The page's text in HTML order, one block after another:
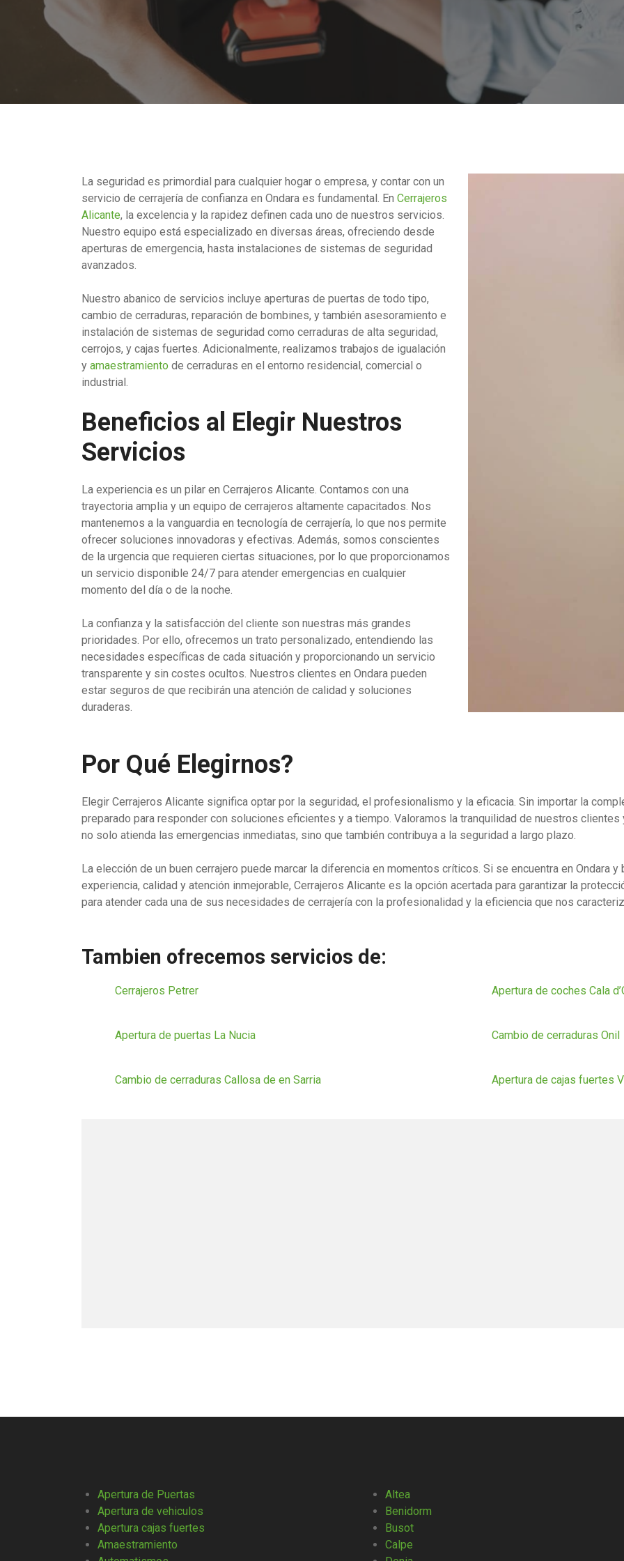
La seguridad es primordial para cualquier hogar o empresa, y contar con un
servicio de cerrajería de confianza en Ondara es fundamental. En Cerrajeros
Alicante, la excelencia y la rapidez definen cada uno de nuestros servicios.
Nuestro equipo está especializado en diversas áreas, ofreciendo desde
aperturas de emergencia, hasta instalaciones de sistemas de seguridad
avanzados.
Nuestro abanico de servicios incluye aperturas de puertas de todo tipo,
cambio de cerraduras, reparación de bombines, y también asesoramiento e
instalación de sistemas de seguridad como cerraduras de alta seguridad,
cerrojos, y cajas fuertes. Adicionalmente, realizamos trabajos de igualación
y amaestramiento de cerraduras en el entorno residencial, comercial o
industrial.
Beneficios al Elegir Nuestros
Servicios
La experiencia es un pilar en Cerrajeros Alicante. Contamos con una
trayectoria amplia y un equipo de cerrajeros altamente capacitados. Nos
mantenemos a la vanguardia en tecnología de cerrajería, lo que nos permite
ofrecer soluciones innovadoras y efectivas. Además, somos conscientes
de la urgencia que requieren ciertas situaciones, por lo que proporcionamos
un servicio disponible 24/7 para atender emergencias en cualquier
momento del día o de la noche.
La confianza y la satisfacción del cliente son nuestras más grandes
prioridades. Por ello, ofrecemos un trato personalizado, entendiendo las
necesidades específicas de cada situación y proporcionando un servicio
transparente y sin costes ocultos. Nuestros clientes en Ondara pueden
estar seguros de que recibirán una atención de calidad y soluciones
duraderas.
Por Qué Elegirnos?
Elegir Cerrajeros Alicante significa optar por la seguridad, el profesionalismo y la eficacia. Sin importar la
preparado para responder con soluciones eficientes y a tiempo. Valoramos la tranquilidad de nuestros
no solo atienda las emergencias inmediatas, sino que también contribuya a la seguridad a largo plazo.
La elección de un buen cerrajero puede marcar la diferencia en momentos críticos. Si se encuentra en Ondara
experiencia, calidad y atención inmejorable, Cerrajeros Alicante es la opción acertada para garantizar la
para atender cada una de sus necesidades de cerrajería con la profesionalidad y la eficiencia que nos
Tambien ofrecemos servicios de:
Cerrajeros Petrer Apertura de coches Cala
Apertura de puertas La Nucia Cambio de cerraduras Onil
Cambio de cerraduras Callosa de en Sarria Apertura de cajas fuertes
Apertura de Puertas
Apertura de vehiculos
Apertura cajas fuertes
Amaestramiento
Altea
Benidorm
Busot
Calpe